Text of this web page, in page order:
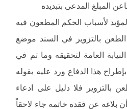
المبلغ المدعى بتبديده
لأسباب الحكم المطعون فيه
بالتزوير في السند موضع
العامة لتحقيقه وما تم في
هذا الدفاع ورد عليه بقوله
بالتزوير فلا دليل على ادعاء
بلاغه عن فقده خاتمه جاء لاحقاً